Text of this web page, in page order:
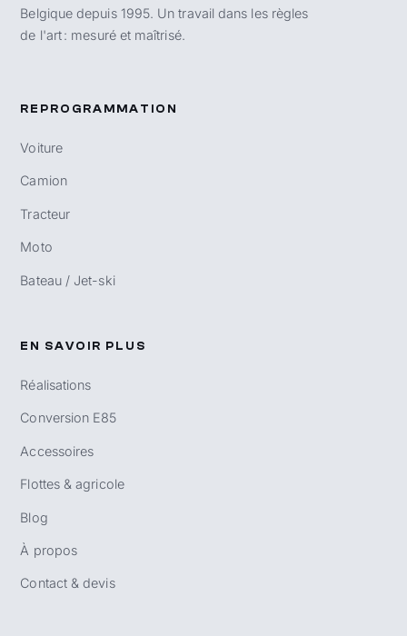
Belgique depuis 1995. Un travail dans les règles
de l'art : mesuré et maîtrisé.
REPROGRAMMATION
Voiture
Camion
Tracteur
Moto
Bateau / Jet-ski
EN SAVOIR PLUS
Réalisations
Conversion E85
Accessoires
Flottes & agricole
Blog
À propos
Contact & devis